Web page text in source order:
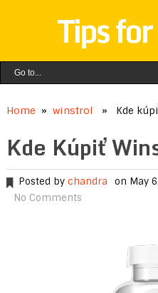
Tips
Home » winstrol » Kde
Kde Kúpiť
Posted by chandra on May
No Comments